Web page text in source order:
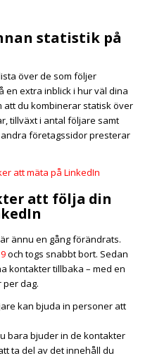
statistik på
över de som följer
en extra inblick i hur väl dina
att du kombinerar statisk över
tillväxt i antal följare samt
företagssidor presterar
att mäta på LinkedIn
att följa din
ännu en gång förändrats.
och togs snabbt bort. Sedan
kontakter tillbaka – med en
per dag.
kan bjuda in personer att
bara bjuder in de kontakter
ta del av det innehåll du